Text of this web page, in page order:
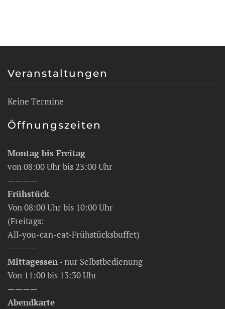
Veranstaltungen
Keine Termine
Öffnungszeiten
Montag bis Freitag
von 08:00 Uhr bis 23:00 Uhr
————
Frühstück
Von 08:00 Uhr bis 10:00 Uhr
(Freitags:
All-you-can-eat-Frühstücksbuffet)
————
Mittagessen- nur Selbstbedienung
Von 11:00 bis 13:30 Uhr
————
Abendkarte